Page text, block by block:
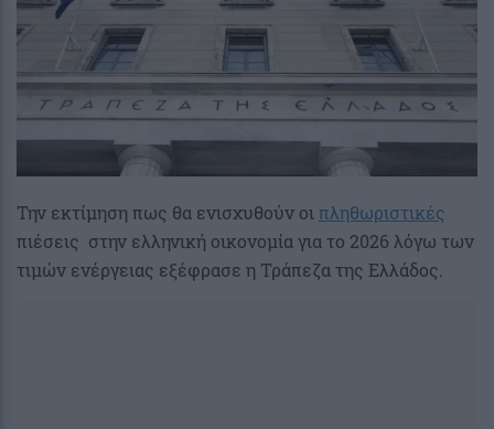
Την εκτίμηση πως θα ενισχυθούν οι πληθωριστικές
πιέσεις στην ελληνική οικονομία για το 2026 λόγω των
τιμών ενέργειας εξέφρασε η Τράπεζα της Ελλάδος.